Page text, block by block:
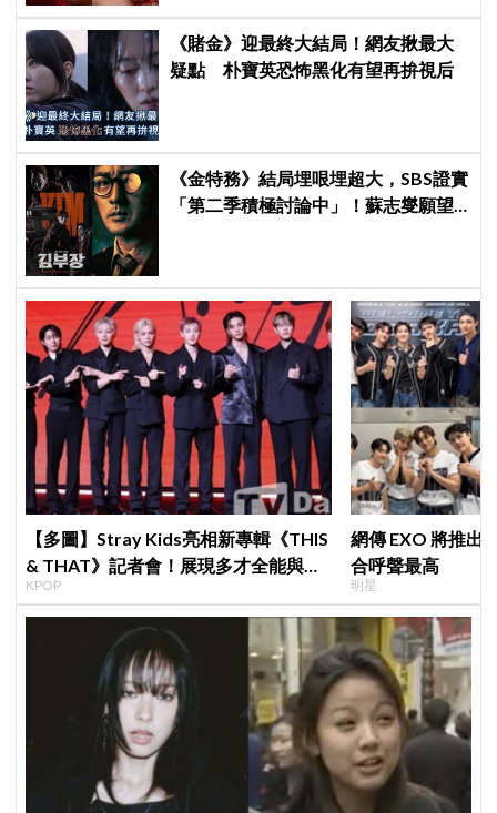
《賭金》迎最終大結局！網友揪最大
疑點 朴寶英恐怖黑化有望再拚視后
《金特務》結局埋哏埋超大，SBS證實
「第二季積極討論中」！蘇志燮願望
【多圖】Stray Kids亮相新專輯《THIS
& THAT》記者會！展現多才全能與滿
滿自信，預告「以熱治熱」炸裂夏日音
樂圈
KPOP
網傳 EXO 將推出
合呼聲最高
明星